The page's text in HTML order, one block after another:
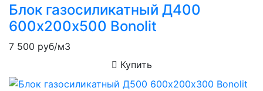
Блок газосиликатный Д400
600х200х500 Bonolit
7 500 руб/м3
Купить